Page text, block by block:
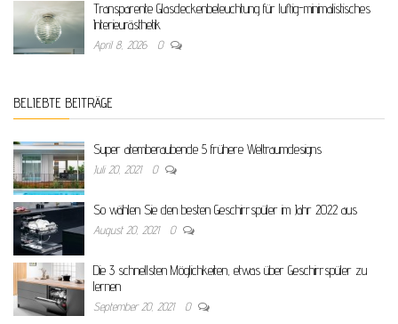
Transparente Glasdeckenbeleuchtung für luftig-minimalistisches
Interieurästhetik
April 8, 2026 0
BELIEBTE BEITRÄGE
Super atemberaubende 5 frühere Weltraumdesigns
Juli 20, 2021 0
So wählen Sie den besten Geschirrspüler im Jahr 2022 aus
August 20, 2021 0
Die 3 schnellsten Möglichkeiten, etwas über Geschirrspüler zu
lernen
September 20, 2021 0